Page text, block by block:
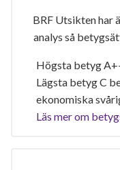
BRF Utsikten har
analys så
Högsta betyg
Lägsta betyg C
ekonomiska
Läs mer om